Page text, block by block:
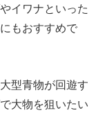
イワナといった
もおすすめで
型青物が回遊す
大物を狙いたい